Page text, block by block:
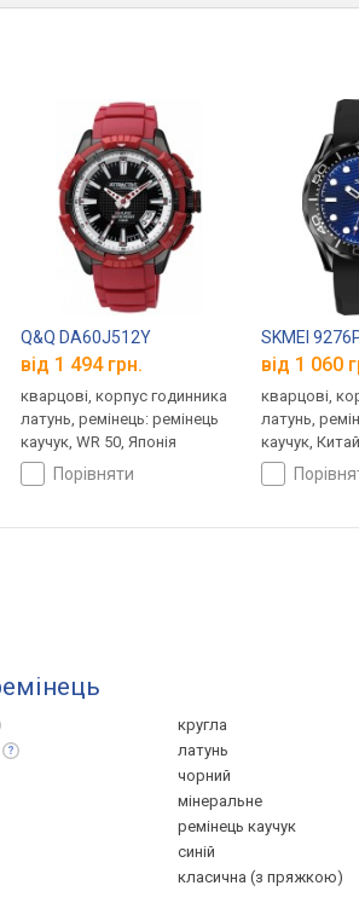
Q&Q DA60J512Y
від 1 494 грн.
кварцові, корпус годинника
латунь, ремінець: ремінець
каучук, WR 50, Японія
порівняти
SKMEI
від 1 060
кварцові,
латунь,
каучук,
кругла
латунь
чорний
мінеральне
ремінець каучук
синій
класична (з пряжкою)